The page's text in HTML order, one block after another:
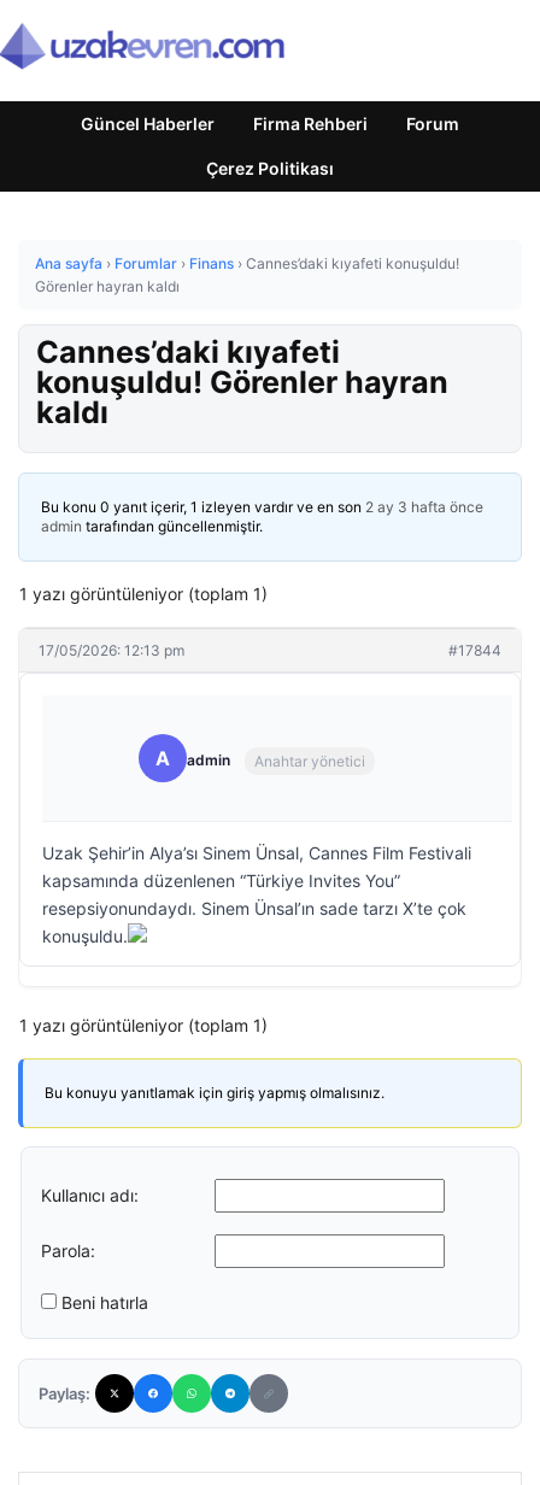
Güncel Haberler Firma Rehberi Forum
Çerez Politikası
Ana sayfa › Forumlar › Finans › Cannes’daki kıyafeti konuşuldu!
Görenler hayran kaldı
Cannes’daki kıyafeti
konuşuldu! Görenler hayran
kaldı
Bu konu 0 yanıt içerir, 1 izleyen vardır ve en son 2 ay 3 hafta önce
admin tarafından güncellenmiştir.
1 yazı görüntüleniyor (toplam 1)
17/05/2026: 12:13 pm #17844
A admin Anahtar yönetici
Uzak Şehir’in Alya’sı Sinem Ünsal, Cannes Film Festivali
kapsamında düzenlenen “Türkiye Invites You”
resepsiyonundaydı. Sinem Ünsal’ın sade tarzı X’te çok
konuşuldu.
1 yazı görüntüleniyor (toplam 1)
Bu konuyu yanıtlamak için giriş yapmış olmalısınız.
Kullanıcı adı:
Parola:
Beni hatırla
Paylaş: